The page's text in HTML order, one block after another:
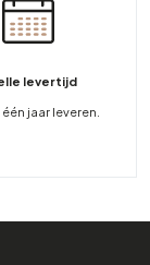
levertijd
jaar leveren.